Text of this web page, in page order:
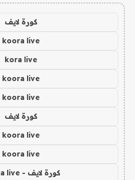
كورة لايف
koora live
kora live
koora live
koora live
كورة لايف
koora live
koora live
كورة لايف - koora live